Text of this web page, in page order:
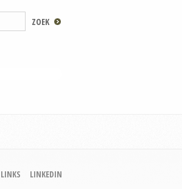
LINKS LINKEDIN